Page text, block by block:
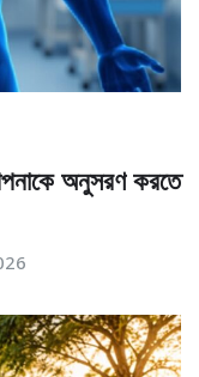
অনুসরণ করতে